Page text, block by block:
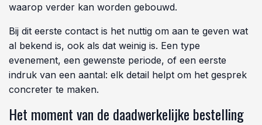
waarop verder kan worden gebouwd.
Bij dit eerste contact is het nuttig om aan te geven wat
al bekend is, ook als dat weinig is. Een type
evenement, een gewenste periode, of een eerste
indruk van een aantal: elk detail helpt om het gesprek
concreter te maken.
Het moment van de daadwerkelijke bestelling